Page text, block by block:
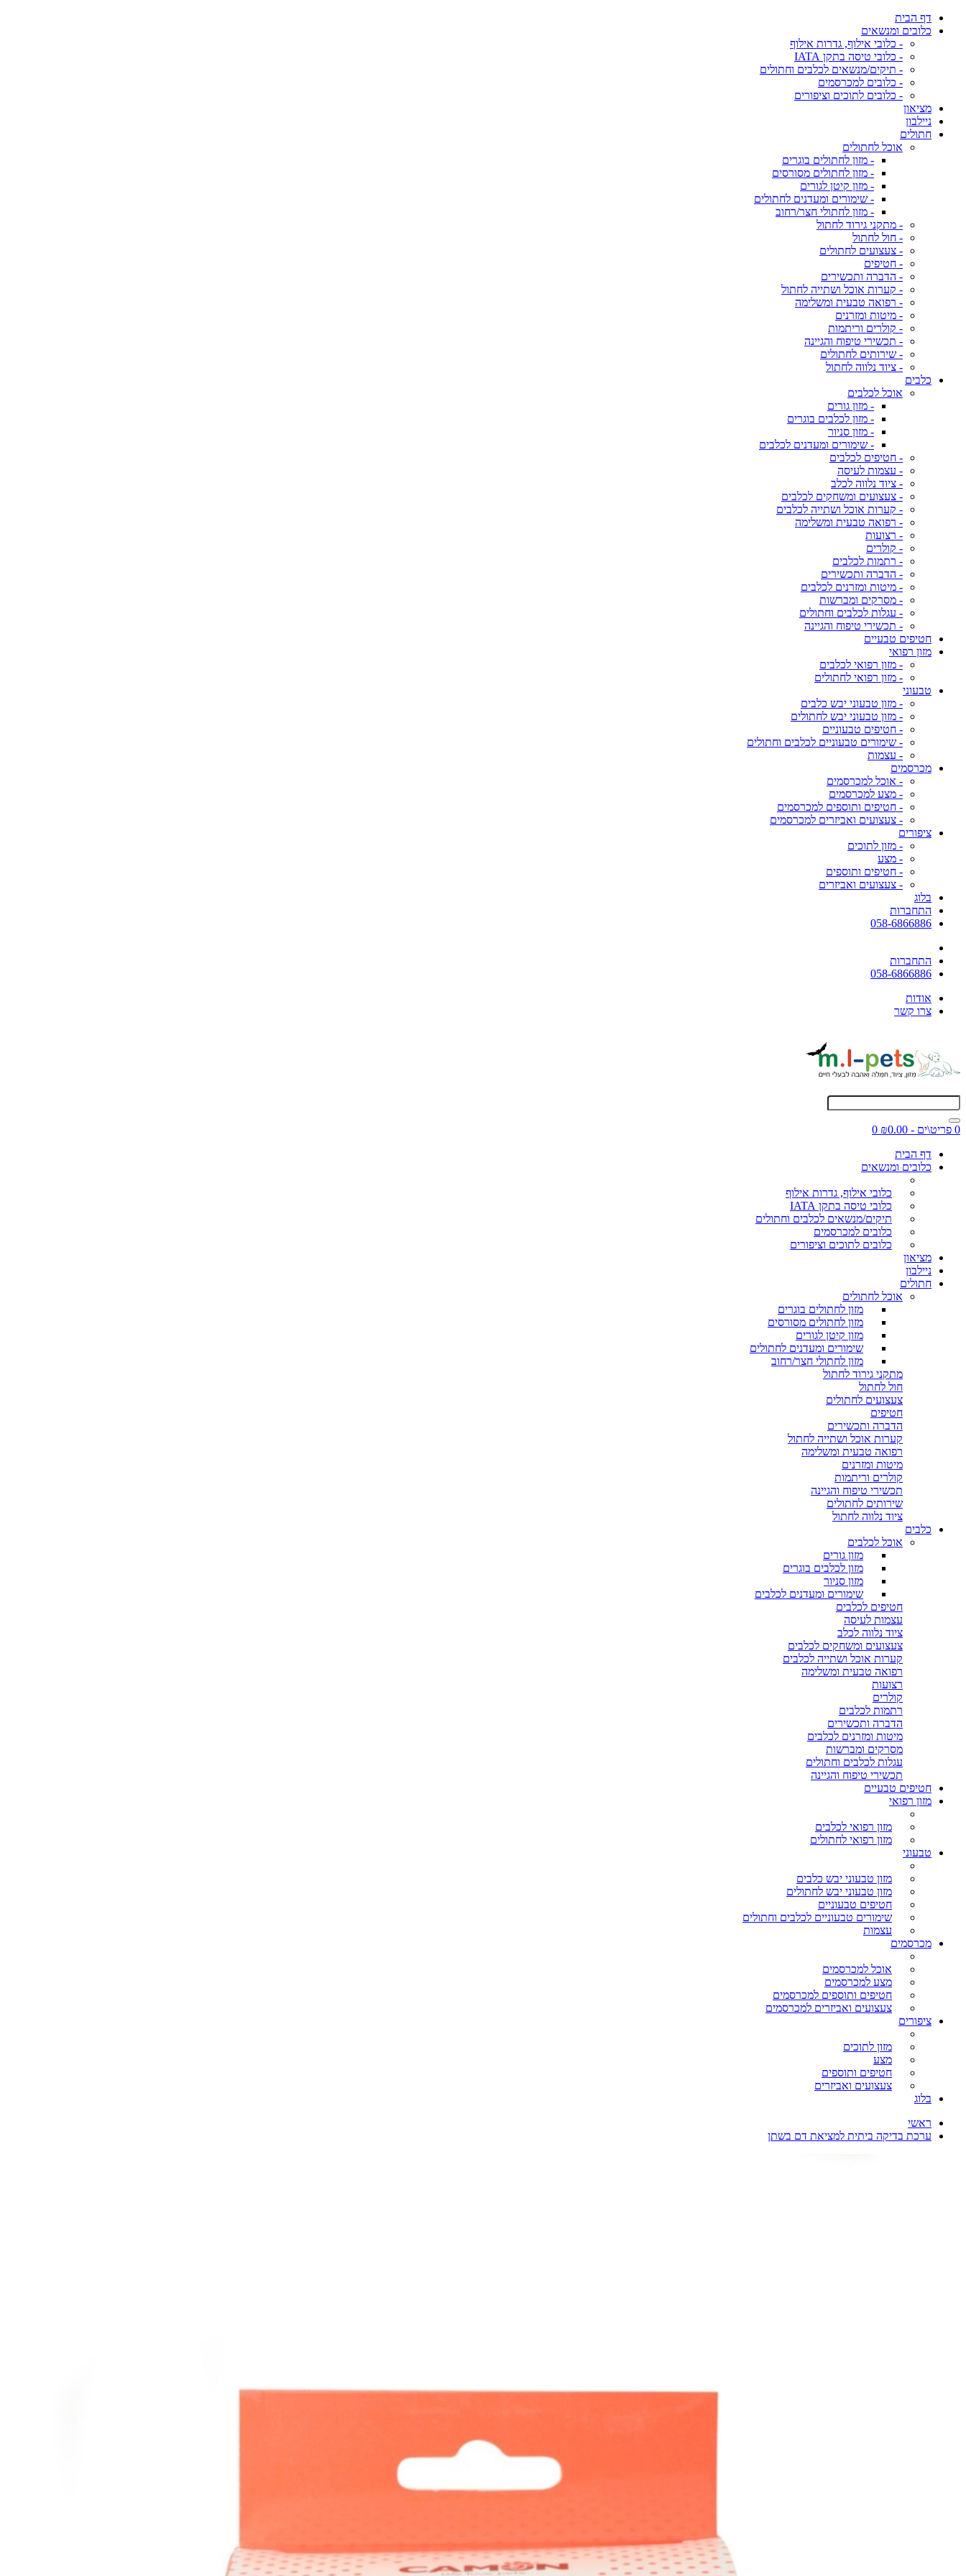
דף הבית
כלובים ומנשאים
- כלובי אילוף, גדרות אילוף
- כלובי טיסה בתקן IATA
- תיקים/מנשאים לכלבים וחתולים
- כלובים למכרסמים
- כלובים לתוכים וציפורים
מציאון
ניילבון
חתולים
אוכל לחתולים
- מזון לחתולים בוגרים
- מזון לחתולים מסורסים
- מזון קיטן לגורים
- שימורים ומעדנים לחתולים
- מזון לחתולי חצר/רחוב
- מתקני גירוד לחתול
- חול לחתול
- צעצועים לחתולים
- חטיפים
- הדברה ותכשירים
- קערות אוכל ושתייה לחתול
- רפואה טבעית ומשלימה
- מיטות ומזרנים
- קולרים וריתמות
- תכשירי טיפוח והגיינה
- שירותים לחתולים
- ציוד נלווה לחתול
כלבים
אוכל לכלבים
- מזון גורים
- מזון לכלבים בוגרים
- מזון סניור
- שימורים ומעדנים לכלבים
- חטיפים לכלבים
- עצמות לעיסה
- ציוד נלווה לכלב
- צעצועים ומשחקים לכלבים
- קערות אוכל ושתייה לכלבים
- רפואה טבעית ומשלימה
- רצועות
- קולרים
- רתמות לכלבים
- הדברה ותכשירים
- מיטות ומזרנים לכלבים
- מסרקים ומברשות
- עגלות לכלבים וחתולים
- תכשירי טיפוח והגיינה
חטיפים טבעיים
מזון רפואי
- מזון רפואי לכלבים
- מזון רפואי לחתולים
טבעוני
- מזון טבעוני יבש כלבים
- מזון טבעוני יבש לחתולים
- חטיפים טבעוניים
- שימורים טבעוניים לכלבים וחתולים
- עצמות
מכרסמים
- אוכל למכרסמים
- מצע למכרסמים
- חטיפים ותוספים למכרסמים
- צעצועים ואביזרים למכרסמים
ציפורים
- מזון לתוכים
- מצע
- חטיפים ותוספים
- צעצועים ואביזרים
בלוג
התחברות
058-6866886
התחברות
058-6866886
אודות
צרו קשר
0 פריט\ים - ₪0.00
0
דף הבית
כלובים ומנשאים
כלובי אילוף, גדרות אילוף
כלובי טיסה בתקן IATA
תיקים/מנשאים לכלבים וחתולים
כלובים למכרסמים
כלובים לתוכים וציפורים
מציאון
ניילבון
חתולים
אוכל לחתולים
מזון לחתולים בוגרים
מזון לחתולים מסורסים
מזון קיטן לגורים
שימורים ומעדנים לחתולים
מזון לחתולי חצר/רחוב
מתקני גירוד לחתול
חול לחתול
צעצועים לחתולים
חטיפים
הדברה ותכשירים
קערות אוכל ושתייה לחתול
רפואה טבעית ומשלימה
מיטות ומזרנים
קולרים וריתמות
תכשירי טיפוח והגיינה
שירותים לחתולים
ציוד נלווה לחתול
כלבים
אוכל לכלבים
מזון גורים
מזון לכלבים בוגרים
מזון סניור
שימורים ומעדנים לכלבים
חטיפים לכלבים
עצמות לעיסה
ציוד נלווה לכלב
צעצועים ומשחקים לכלבים
קערות אוכל ושתייה לכלבים
רפואה טבעית ומשלימה
רצועות
קולרים
רתמות לכלבים
הדברה ותכשירים
מיטות ומזרנים לכלבים
מסרקים ומברשות
עגלות לכלבים וחתולים
תכשירי טיפוח והגיינה
חטיפים טבעיים
מזון רפואי
מזון רפואי לכלבים
מזון רפואי לחתולים
טבעוני
מזון טבעוני יבש כלבים
מזון טבעוני יבש לחתולים
חטיפים טבעוניים
שימורים טבעוניים לכלבים וחתולים
עצמות
מכרסמים
אוכל למכרסמים
מצע למכרסמים
חטיפים ותוספים למכרסמים
צעצועים ואביזרים למכרסמים
ציפורים
מזון לתוכים
מצע
חטיפים ותוספים
צעצועים ואביזרים
בלוג
ראשי
ערכת בדיקה ביתית למציאת דם בשתן